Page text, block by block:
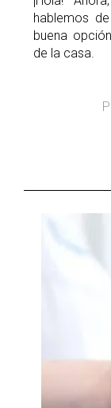
hablemos
buena
de la casa.